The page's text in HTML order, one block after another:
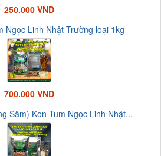
250.000 VND
Ngọc Linh Nhật Trường loại 1kg
700.000 VND
Sâm) Kon Tum Ngọc Linh Nhật...